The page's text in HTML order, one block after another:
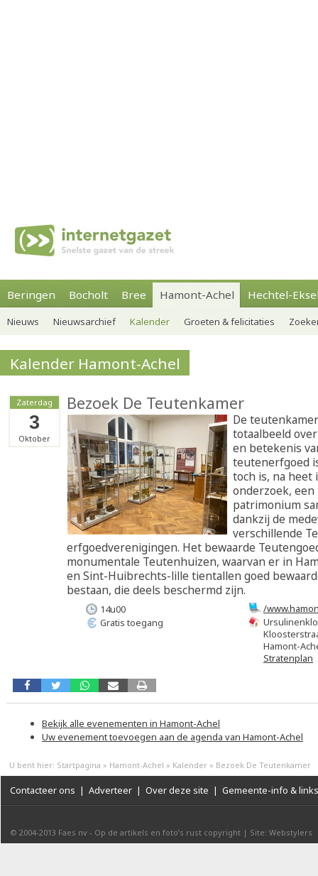
Beringen Bocholt Bree Hamont-Achel Hechtel-
Nieuws Nieuwsarchief Kalender Groeten & felicitaties
Kalender Hamont-Achel
Zaterdag
3
Oktober
Bezoek De Teutenkamer
De
totaalbeeld
en betekenis
teutenerfgoed
toch is, na heet
onderzoek,
patrimonium
dankzij de
verschillende
erfgoedverenigingen. Het bewaarde
monumentale Teutenhuizen, waarvan er in
en Sint-Huibrechts-lille tientallen goed
bestaan, die deels beschermd zijn.
/
Hamont-
Stratenplan
14u00
Gratis toegang
Bekijk alle evenementen in Hamont-Achel
Uw evenement toevoegen aan de agenda van Hamont-Achel
U bent hier: Startpagina » Hamont-Achel » Kalender » Bezoek De Teutenkamer
Contacteer ons | Adverteer | Over deze site | Gemeente-info & links
© 2004-2013 Faes nv - Op de artikels en foto’s rust copyright | Site: Webstylers